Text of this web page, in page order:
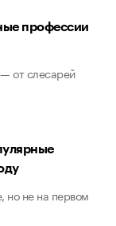
профессии
от слесарей
но не на первом